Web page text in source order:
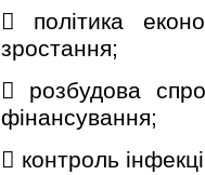
 політика
зростання;
 розбудова
фінансування;
 контроль